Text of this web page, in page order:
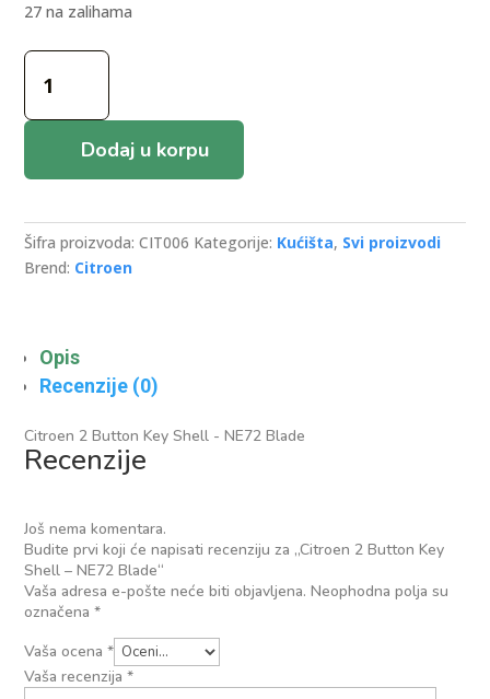
27 na zalihama
Citroen
Button
-
Blade
količina
Dodaj u korpu
Šifra proizvoda:CIT006 Kategorije: Kućišta, Svi proizvodi
Brend: Citroen
Opis
Recenzije (0)
Citroen 2 Button Key Shell - NE72 Blade
Recenzije
Još nema komentara.
Budite prvi koji će napisati recenziju za „Citroen 2 Button Key
Shell – NE72 Blade“
Vaša adresa e-pošte neće biti objavljena. Neophodna polja su
označena*
Vaša ocena*
Vaša recenzija*